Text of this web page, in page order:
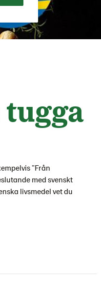
”Från
med svenskt
livsmedel vet du